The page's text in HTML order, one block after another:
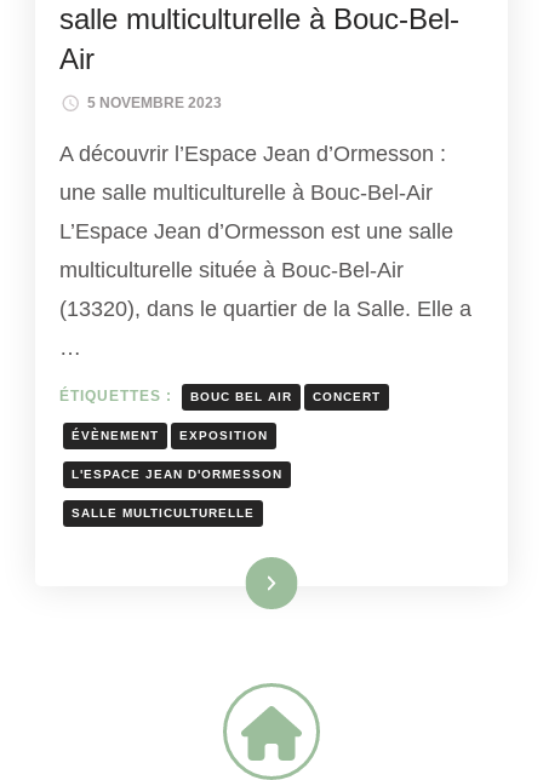
salle multiculturelle à Bouc-Bel-
Air
5 NOVEMBRE 2023
A découvrir l’Espace Jean d’Ormesson :
une salle multiculturelle à Bouc-Bel-Air
L’Espace Jean d’Ormesson est une salle
multiculturelle située à Bouc-Bel-Air
(13320), dans le quartier de la Salle. Elle a
…
ÉTIQUETTES : BOUC BEL AIR CONCERT
ÉVÈNEMENT EXPOSITION
L'ESPACE JEAN D'ORMESSON
SALLE MULTICULTURELLE
Lire la suite